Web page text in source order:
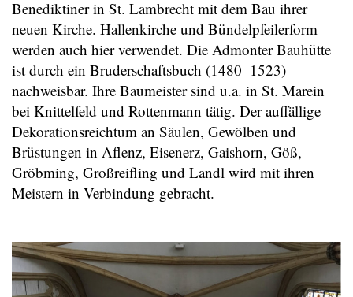
Benediktiner in St. Lambrecht mit dem Bau ihrer
neuen Kirche. Hallenkirche und Bündelpfeilerform
werden auch hier verwendet. Die Admonter Bauhütte
ist durch ein Bruderschaftsbuch (1480–1523)
nachweisbar. Ihre Baumeister sind u.a. in St. Marein
bei Knittelfeld und Rottenmann tätig. Der auffällige
Dekorationsreichtum an Säulen, Gewölben und
Brüstungen in Aflenz, Eisenerz, Gaishorn, Göß,
Gröbming, Großreifling und Landl wird mit ihren
Meistern in Verbindung gebracht.